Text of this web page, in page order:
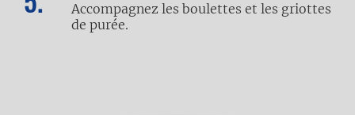
Accompagnez les boulettes et les griottes
de purée.